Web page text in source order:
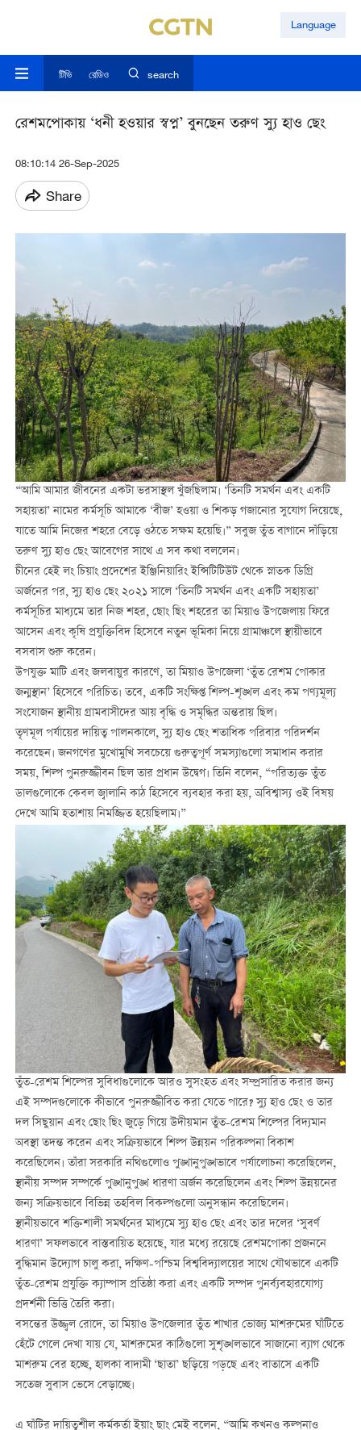
Language
টিভি রেডিও search
রেশমপোকায় ‘ধনী হওয়ার স্বপ্ন’ বুনছেন তরুণ স্যু হাও ছেং
08:10:14 26-Sep-2025
Share
“আমি আমার জীবনের একটা ভরসাস্থল খুঁজছিলাম। ‘তিনটি সমর্থন এবং একটি
সহায়তা’ নামের কর্মসূচি আমাকে ‘বীজ’ হওয়া ও শিকড় গজানোর সুযোগ দিয়েছে,
যাতে আমি নিজের শহরে বেড়ে ওঠতে সক্ষম হয়েছি।” সবুজ তুঁত বাগানে দাঁড়িয়ে
তরুণ স্যু হাও ছেং আবেগের সাথে এ সব কথা বললেন।
চীনের হেই লং চিয়াং প্রদেশের ইঞ্জিনিয়ারিং ইন্সিটিটিউট থেকে স্নাতক ডিগ্রি
অর্জনের পর, স্যু হাও ছেং ২০২১ সালে ‘তিনটি সমর্থন এবং একটি সহায়তা’
কর্মসূচির মাধ্যমে তার নিজ শহর, ছোং ছিং শহরের তা মিয়াও উপজেলায় ফিরে
আসেন এবং কৃষি প্রযুক্তিবিদ হিসেবে নতুন ভূমিকা নিয়ে গ্রামাঞ্চলে স্থায়ীভাবে
বসবাস শুরু করেন।
উপযুক্ত মাটি এবং জলবায়ুর কারণে, তা মিয়াও উপজেলা ‘তুঁত রেশম পোকার
জন্মস্থান’ হিসেবে পরিচিত। তবে, একটি সংক্ষিপ্ত শিল্প-শৃঙ্খল এবং কম পণ্যমূল্য
সংযোজন স্থানীয় গ্রামবাসীদের আয় বৃদ্ধি ও সমৃদ্ধির অন্তরায় ছিল।
তৃণমূল পর্যায়ের দায়িত্ব পালনকালে, স্যু হাও ছেং শতাধিক পরিবার পরিদর্শন
করেছেন। জনগণের মুখোমুখি সবচেয়ে গুরুত্বপূর্ণ সমস্যাগুলো সমাধান করার
সময়, শিল্প পুনরুজ্জীবন ছিল তার প্রধান উদ্বেগ। তিনি বলেন, “পরিত্যক্ত তুঁত
ডালগুলোকে কেবল জ্বালানি কাঠ হিসেবে ব্যবহার করা হয়, অবিশ্বাস্য ওই বিষয়
দেখে আমি হতাশায় নিমজ্জিত হয়েছিলাম।”
তুঁত-রেশম শিল্পের সুবিধাগুলোকে আরও সুসংহত এবং সম্প্রসারিত করার জন্য
এই সম্পদগুলোকে কীভাবে পুনরুজ্জীবিত করা যেতে পারে? স্যু হাও ছেং ও তার
দল সিছুয়ান এবং ছোং ছিং জুড়ে গিয়ে উদীয়মান তুঁত-রেশম শিল্পের বিদ্যমান
অবস্থা তদন্ত করেন এবং সক্রিয়ভাবে শিল্প উন্নয়ন পরিকল্পনা বিকাশ
করেছিলেন। তাঁরা সরকারি নথিগুলোও পুঙ্খানুপুঙ্খভাবে পর্যালোচনা করেছিলেন,
স্থানীয় সম্পদ সম্পর্কে পুঙ্খানুপুঙ্খ ধারণা অর্জন করেছিলেন এবং শিল্প উন্নয়নের
জন্য সক্রিয়ভাবে বিভিন্ন তহবিল বিকল্পগুলো অনুসন্ধান করেছিলেন।
স্থানীয়ভাবে শক্তিশালী সমর্থনের মাধ্যমে স্যু হাও ছেং এবং তার দলের ‘সুবর্ণ
ধারণা’ সফলভাবে বাস্তবায়িত হয়েছে, যার মধ্যে রয়েছে রেশমপোকা প্রজননে
বুদ্ধিমান উদ্যোগ চালু করা, দক্ষিণ-পশ্চিম বিশ্ববিদ্যালয়ের সাথে যৌথভাবে একটি
তুঁত-রেশম প্রযুক্তি ক্যাম্পাস প্রতিষ্ঠা করা এবং একটি সম্পদ পুনর্ব্যবহারযোগ্য
প্রদর্শনী ভিত্তি তৈরি করা।
বসন্তের উজ্জ্বল রোদে, তা মিয়াও উপজেলার তুঁত শাখার ভোজ্য মাশরুমের ঘাঁটিতে
হেঁটে গেলে দেখা যায় যে, মাশরুমের কাঠিগুলো সুশৃঙ্খলভাবে সাজানো ব্যাগ থেকে
মাশরুম বের হচ্ছে, হালকা বাদামী ‘ছাতা’ ছড়িয়ে পড়ছে এবং বাতাসে একটি
সতেজ সুবাস ভেসে বেড়াচ্ছে।
এ ঘাঁটির দায়িত্বশীল কর্মকর্তা ইয়াং ছাং মেই বলেন, “আমি কখনও কল্পনাও